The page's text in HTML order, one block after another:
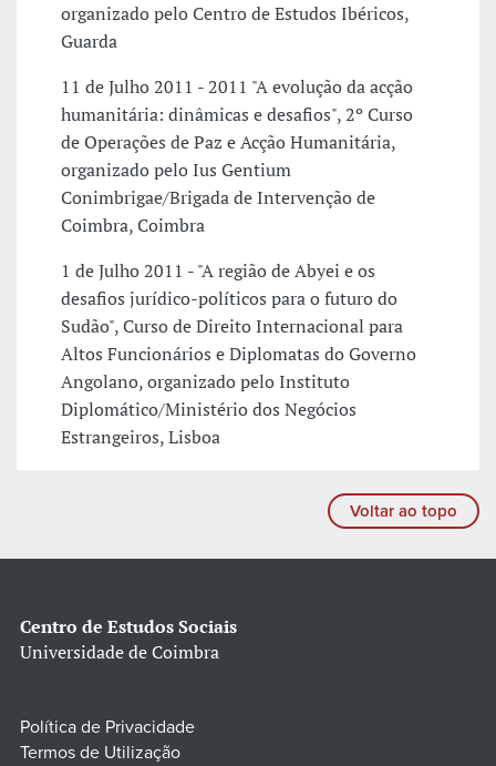
organizado pelo Centro de Estudos Ibéricos,
Guarda
11 de Julho 2011 - 2011 "A evolução da acção
humanitária: dinâmicas e desafios", 2º Curso
de Operações de Paz e Acção Humanitária,
organizado pelo Ius Gentium
Conimbrigae/Brigada de Intervenção de
Coimbra, Coimbra
1 de Julho 2011 - "A região de Abyei e os
desafios jurídico-políticos para o futuro do
Sudão", Curso de Direito Internacional para
Altos Funcionários e Diplomatas do Governo
Angolano, organizado pelo Instituto
Diplomático/Ministério dos Negócios
Estrangeiros, Lisboa
Voltar ao topo
Centro de Estudos Sociais
Universidade de Coimbra
Política de Privacidade
Termos de Utilização